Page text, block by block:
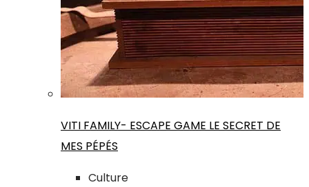
VITI FAMILY- ESCAPE GAME LE SECRET DE
MES PÉPÉS
Culture